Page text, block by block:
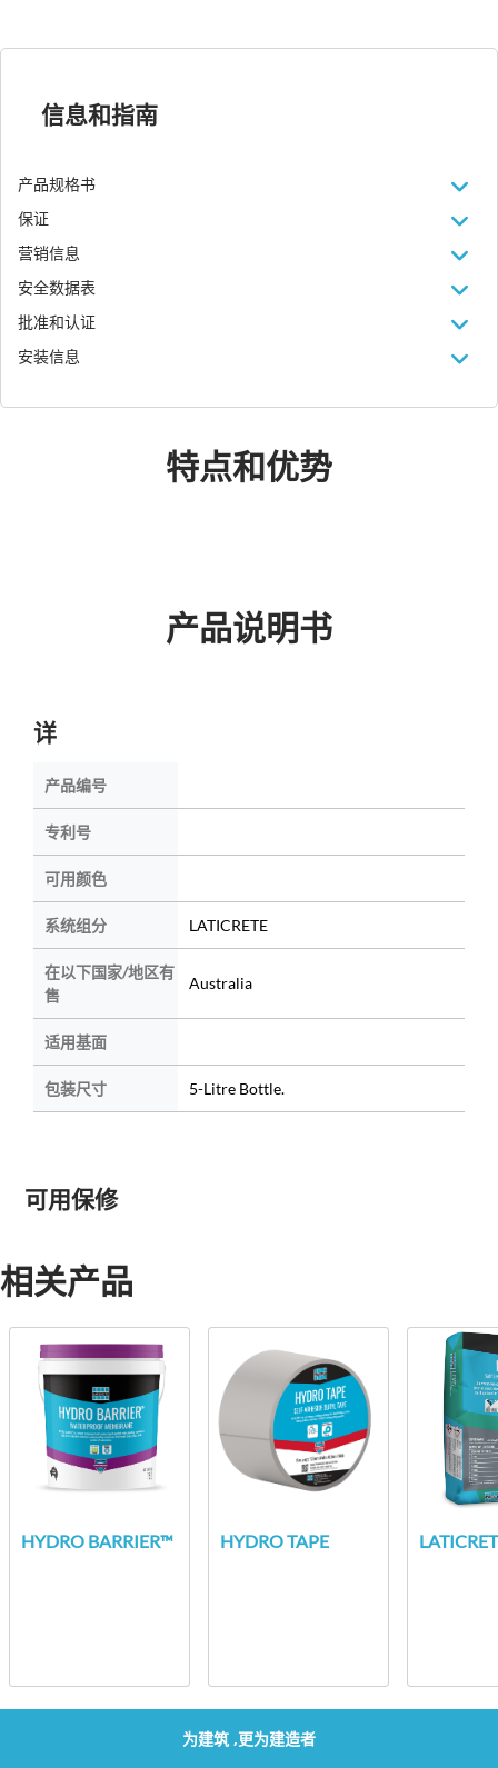
信息和指南
产品规格书
保证
营销信息
安全数据表
批准和认证
安装信息
特点和优势
产品说明书
详
产品编号
专利号
可用颜色
系统组分 LATICRETE
在以下国家/地区有
售
Australia
适用基面
包装尺寸 5-Litre Bottle.
可用保修
相关产品
HYDRO BARRIER™ HYDRO TAPE
为建筑 ,更为建造者